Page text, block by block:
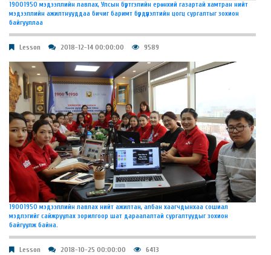
19001950 мэдээллийн лавлах, Улсын бүртгэлийн ерөнхий газартай хамтран нийт
мэдээллийн ажилтнууддаа бичиг баримт бүрдүүлэлтийн цогц сургалтыг зохион
байгууллаа
Lesson 2018-12-14 00:00:00 9589
19001950 мэдээллийн лавлах нийт ажилтан, албан хаагчдынхаа сошиал
мэдлэгийг сайжруулах зорилгоор шат дараалалтай сургалтуудыг зохион
байгуулж байна.
Lesson 2018-10-25 00:00:00 6413